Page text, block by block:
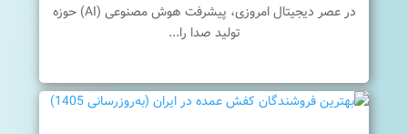
در عصر دیجیتال امروزی، پیشرفت هوش مصنوعی (AI) حوزه
تولید صدا را...